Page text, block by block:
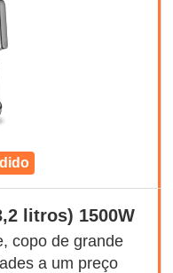
litros) 1500W
copo de grande
a um preço